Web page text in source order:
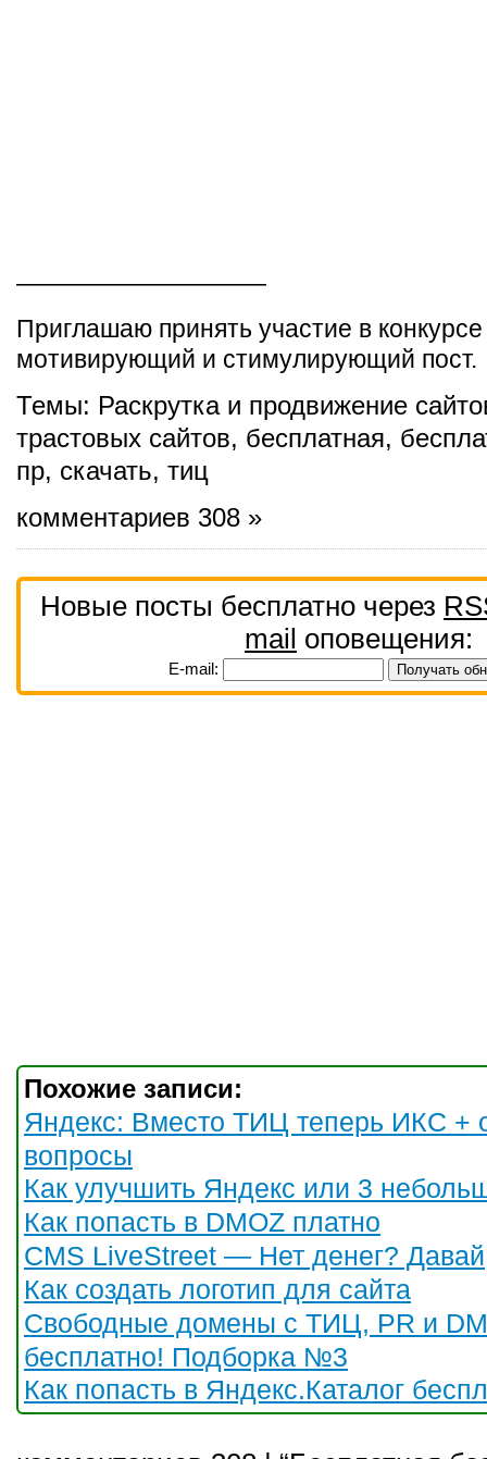
——————————
Приглашаю принять участие в
мотивирующий и стимулирующий пост.
Темы: Раскрутка и продвижение
трастовых сайтов, бесплатная,
пр, скачать, тиц
комментариев 308 »
Новые посты бесплатно через
mail оповещения:
E-mail:
Похожие записи:
Яндекс: Вместо ТИЦ теперь ИКС +
вопросы
Как улучшить Яндекс или 3
Как попасть в DMOZ платно
CMS LiveStreet — Нет денег?
Как создать логотип для сайта
Свободные домены с ТИЦ, PR и
бесплатно! Подборка №3
Как попасть в Яндекс.Каталог